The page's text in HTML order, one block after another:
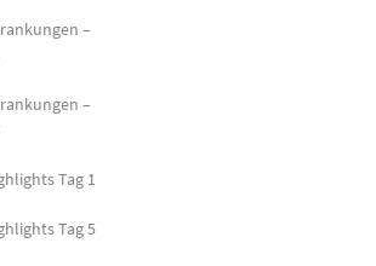
–
–
Tag 1
Tag 5